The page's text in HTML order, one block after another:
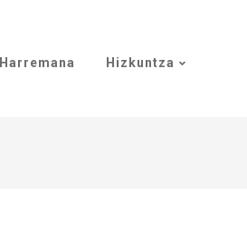
Harremana Hizkuntza